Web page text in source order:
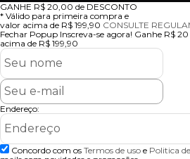
GANHE R$ 20,00 de DESCONTO
* Válido para primeira compra e
valor acima de R$ 199,90 CONSULTE
Fechar Popup Inscreva-se agora! Ganhe R$
acima de R$ 199,90
Endereço:
Concordo com os Termos de uso e Politica